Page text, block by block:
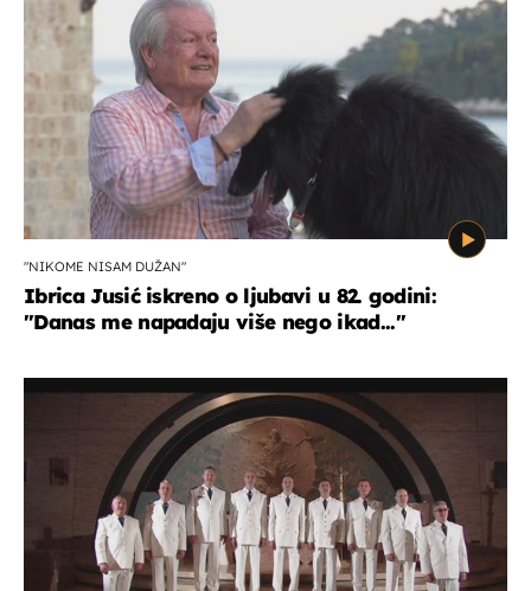
"NIKOME NISAM DUŽAN"
Ibrica Jusić iskreno o ljubavi u 82. godini:
"Danas me napadaju više nego ikad..."